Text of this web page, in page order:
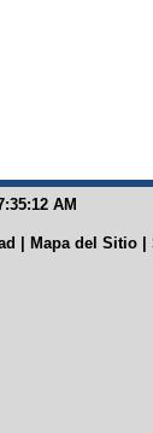
AM
Mapa del Sitio |